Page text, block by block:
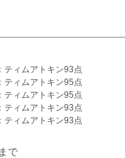
ティムアトキン93点
ティムアトキン95点
ティムアトキン95点
ティムアトキン93点
ティムアトキン93点
で